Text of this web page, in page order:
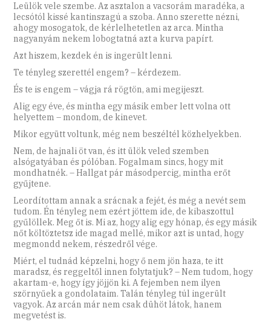
Leülök vele szembe. Az asztalon a vacsorám maradéka, a
lecsótól kissé kantinszagú a szoba. Anno szerette nézni,
ahogy mosogatok, de kérlelhetetlen az arca. Mintha
nagyanyám nekem lobogtatná azt a kurva papírt.
Azt hiszem, kezdek én is ingerült lenni.
Te tényleg szerettél engem? – kérdezem.
És te is engem – vágja rá rögtön, ami megijeszt.
Alig egy éve, és mintha egy másik ember lett volna ott
helyettem – mondom, de kinevet.
Mikor együtt voltunk, még nem beszéltél közhelyekben.
Nem, de hajnali öt van, és itt ülök veled szemben
alsógatyában és pólóban. Fogalmam sincs, hogy mit
mondhatnék. – Hallgat pár másodpercig, mintha erőt
gyűjtene.
Leordítottam annak a srácnak a fejét, és még a nevét sem
tudom. Én tényleg nem ezért jöttem ide, de kibaszottul
gyűlöllek. Meg őt is. Mi az, hogy alig egy hónap, és egy másik
nőt költöztetsz ide magad mellé, mikor azt is untad, hogy
megmondd nekem, részedről vége.
Miért, el tudnád képzelni, hogy ő nem jön haza, te itt
maradsz, és reggeltől innen folytatjuk? – Nem tudom, hogy
akartam-e, hogy így jöjjön ki. A fejemben nem ilyen
szörnyűek a gondolataim. Talán tényleg túl ingerült
vagyok. Az arcán már nem csak dühöt látok, hanem
megvetést is.